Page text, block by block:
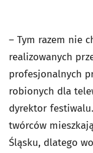
– Tym razem nie
realizowanych
profesjonalnych
robionych dla
dyrektor
twórców
Śląsku, dlatego